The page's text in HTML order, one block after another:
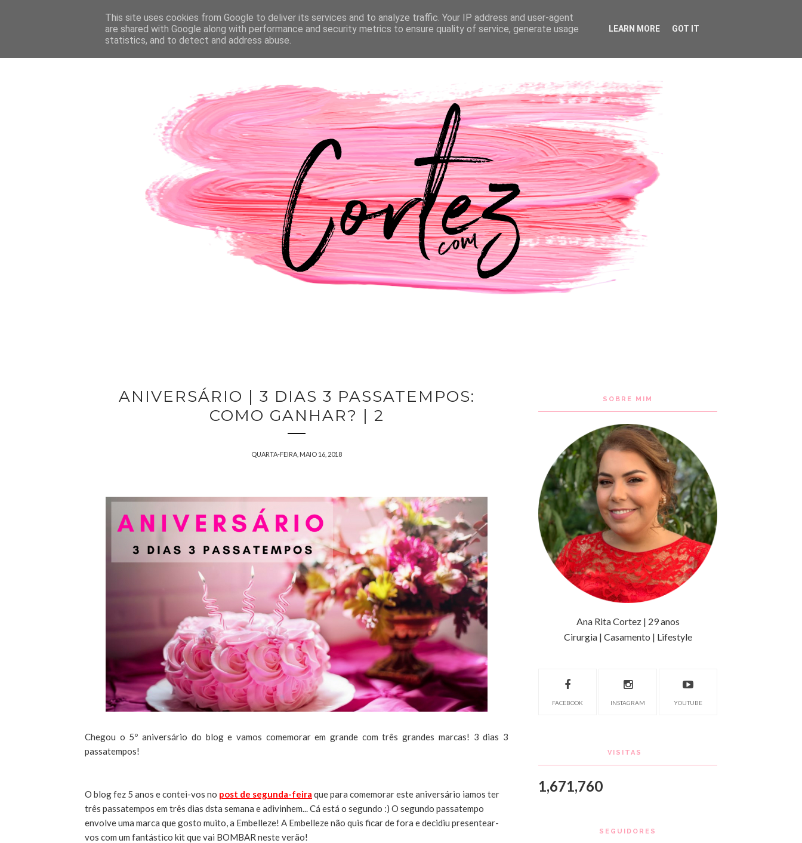
PÁGINA INICIAL SOBRE A AUTORA CONTACTOS PASSATEMPOS CASAMENTO
ANIVERSÁRIO | 3 DIAS 3 PASSATEMPOS:
COMO GANHAR? | 2
QUARTA-FEIRA, MAIO 16, 2018
Chegou o 5º aniversário do blog e vamos comemorar em grande com três grandes marcas! 3 dias 3
passatempos!
O blog fez 5 anos e contei-vos no post de segunda-feira que para comemorar este aniversário iamos ter
três passatempos em três dias dsta semana e adivinhem... Cá está o segundo :) O segundo passatempo
envolve uma marca que gosto muito, a Embelleze! A Embelleze não quis ficar de fora e decidiu presentear-
vos com um fantástico kit que vai BOMBAR neste verão!
SOBRE MIM
Ana Rita Cortez | 29 anos
Cirurgia | Casamento | Lifestyle
FACEBOOK INSTAGRAM YOUTUBE
VISITAS
1,671,760
SEGUIDORES
This site uses cookies from Google to deliver its services and to analyze traffic. Your IP address and user-agent
are shared with Google along with performance and security metrics to ensure quality of service, generate usage
statistics, and to detect and address abuse.
LEARN MORE GOT IT